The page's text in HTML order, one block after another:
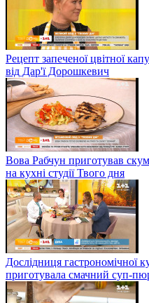
Рецепт запеченої цвітної
від Дар'ї Дорошкевич
Вова Рабчун приготував
на кухні студії Твого дня
Дослідниця гастрономічної
приготувала смачний суп-